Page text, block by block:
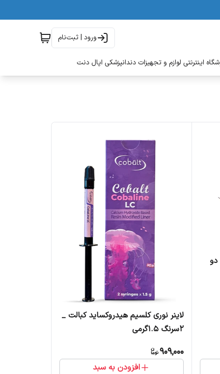
ورود | ثبت‌نام
اینترنتی لوازم و تجهیزات دندانپزشکی اپال دنت
تیوب دو
لاینر نوری کلسیم هیدروکساید کبالت _
2سرنگ 1.5گرمی
909,000
افزودن به سبد